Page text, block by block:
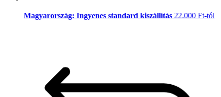
Magyarország: Ingyenes standard kiszállítás 22.000 Ft-tól